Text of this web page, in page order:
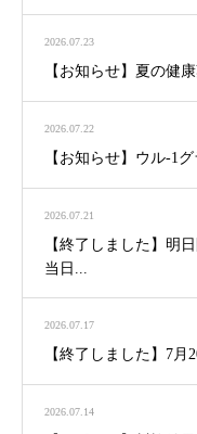
2026.07.23
【お知らせ】夏の健
2026.07.22
【お知らせ】ウル-1
2026.07.21
【終了しました】明
当日...
2026.07.17
【終了しました】7月
2026.07.14